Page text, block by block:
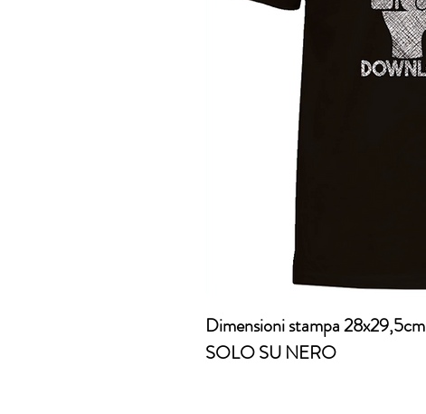
Dimensioni stampa 28x29,5cm
SOLO SU NERO